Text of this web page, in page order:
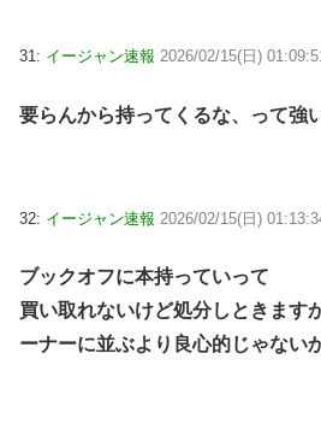
31: イージャン速報 2026/02/15(日)
要らんから持ってくるな、って強
32: イージャン速報 2026/02/15(日)
ブックオフに本持っていって
買い取れないけど処分しときます
ーナーに並ぶより良心的じゃない